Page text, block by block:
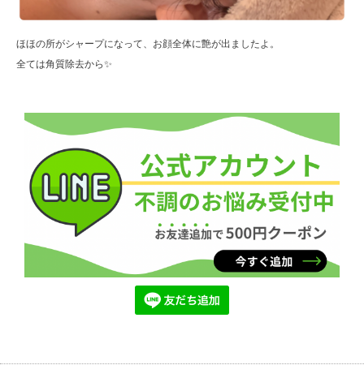
ほほの所がシャープになって、お顔全体に艶が出ましたよ。
全ては角質除去から✨